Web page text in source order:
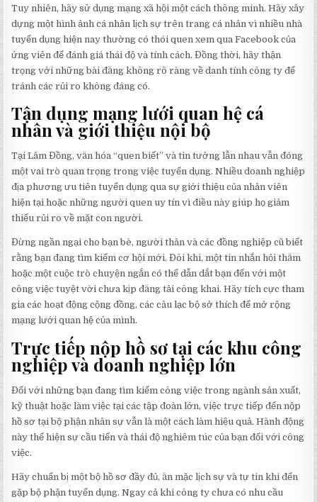
Tuy nhiên, hãy sử dụng mạng xã hội một cách thông minh. Hãy xây
dựng một hình ảnh cá nhân lịch sự trên trang cá nhân vì nhiều nhà
tuyển dụng hiện nay thường có thói quen xem qua Facebook của
ứng viên để đánh giá thái độ và tính cách. Đồng thời, hãy thận
trọng với những bài đăng không rõ ràng về danh tính công ty để
tránh các rủi ro không đáng có.
Tận dụng mạng lưới quan hệ cá
nhân và giới thiệu nội bộ
Tại Lâm Đồng, văn hóa “quen biết” và tin tưởng lẫn nhau vẫn đóng
một vai trò quan trọng trong việc tuyển dụng. Nhiều doanh nghiệp
địa phương ưu tiên tuyển dụng qua sự giới thiệu của nhân viên
hiện tại hoặc những người quen uy tín vì điều này giúp họ giảm
thiểu rủi ro về mặt con người.
Đừng ngần ngại cho bạn bè, người thân và các đồng nghiệp cũ biết
rằng bạn đang tìm kiếm cơ hội mới. Đôi khi, một tin nhắn hỏi thăm
hoặc một cuộc trò chuyện ngắn có thể dẫn dắt bạn đến với một
công việc tuyệt vời chưa kịp đăng tải công khai. Hãy tích cực tham
gia các hoạt động cộng đồng, các câu lạc bộ sở thích để mở rộng
mạng lưới quan hệ của mình.
Trực tiếp nộp hồ sơ tại các khu công
nghiệp và doanh nghiệp lớn
Đối với những bạn đang tìm kiếm công việc trong ngành sản xuất,
kỹ thuật hoặc làm việc tại các tập đoàn lớn, việc trực tiếp đến nộp
hồ sơ tại bộ phận nhân sự vẫn là một cách làm hiệu quả. Hành động
này thể hiện sự cầu tiến và thái độ nghiêm túc của bạn đối với công
việc.
Hãy chuẩn bị một bộ hồ sơ đầy đủ, ăn mặc lịch sự và tự tin khi đến
gặp bộ phận tuyển dụng. Ngay cả khi công ty chưa có nhu cầu